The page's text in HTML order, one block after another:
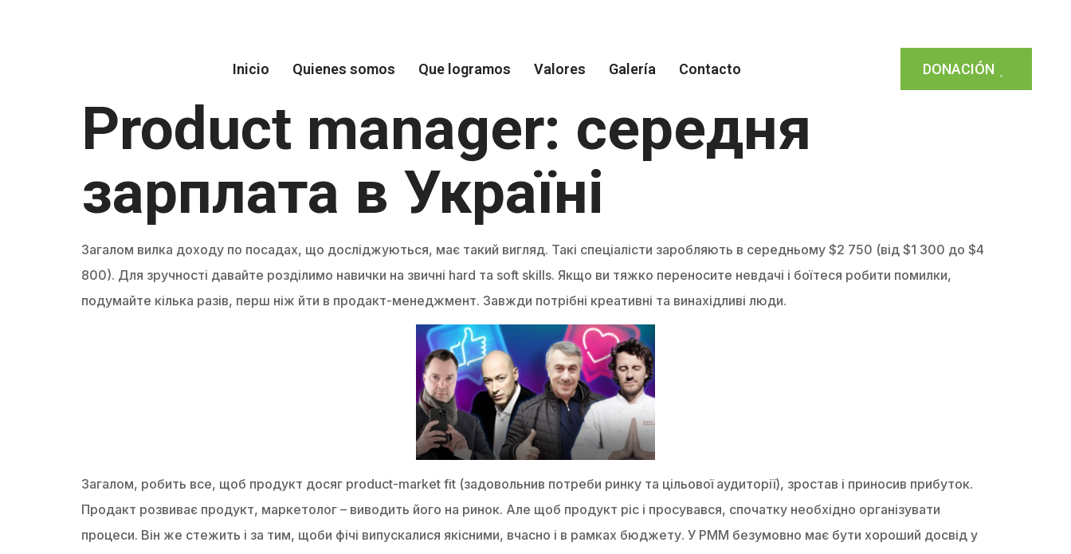
Inicio Quienes somos Que logramos Valores Galería Contacto DONACIÓN
Product manager: середня
зарплата в Україні
Загалом вилка доходу по посадах, що досліджуються, має такий вигляд. Такі спеціалісти заробляють в середньому $2 750 (від $1 300 до $4
800). Для зручності давайте розділимо навички на звичні hard та soft skills. Якщо ви тяжко переносите невдачі і боїтеся робити помилки,
подумайте кілька разів, перш ніж йти в продакт-менеджмент. Завжди потрібні креативні та винахідливі люди.
Загалом, робить все, щоб продукт досяг product-market fit (задовольнив потреби ринку та цільової аудиторії), зростав і приносив прибуток.
Продакт розвиває продукт, маркетолог – виводить його на ринок. Але щоб продукт ріс і просувався, спочатку необхідно організувати
процеси. Він же стежить і за тим, щоби фічі випускалися якісними, вчасно і в рамках бюджету. У PMM безумовно має бути хороший досвід у